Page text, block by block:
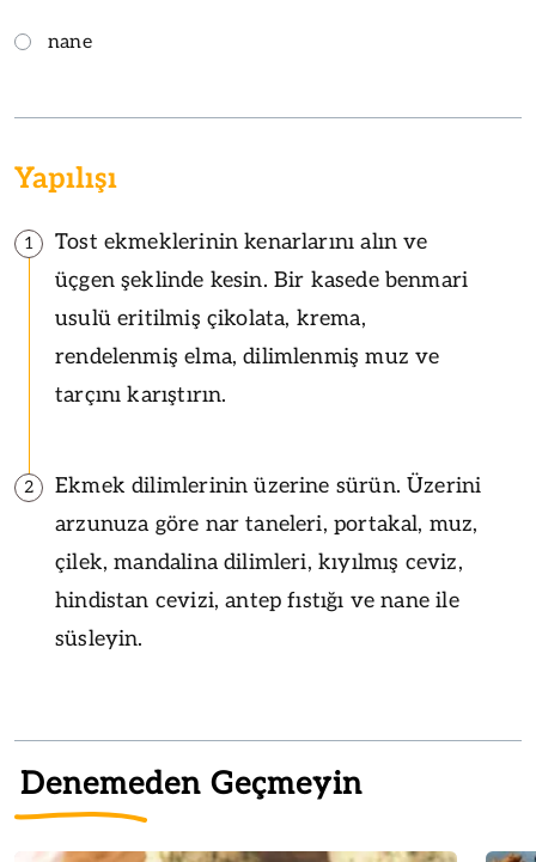
nane
Yapılışı
1
Tost ekmeklerinin kenarlarını alın ve
üçgen şeklinde kesin. Bir kasede benmari
usulü eritilmiş çikolata, krema,
rendelenmiş elma, dilimlenmiş muz ve
tarçını karıştırın.
2
Ekmek dilimlerinin üzerine sürün. Üzerini
arzunuza göre nar taneleri, portakal, muz,
çilek, mandalina dilimleri, kıyılmış ceviz,
hindistan cevizi, antep fıstığı ve nane ile
süsleyin.
Denemeden Geçmeyin